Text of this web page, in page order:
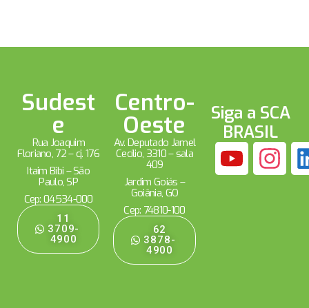
Sudest
e
Rua Joaquim
Floriano, 72 – cj. 176
Itaim Bibi – São
Paulo, SP
Cep: 04534-000
11
3709-
4900
Centro-
Oeste
Av. Deputado Jamel
Cecílio, 3310 – sala
409
Jardim Goiás –
Goiânia, GO
Cep: 74810-100
62
3878-
4900
Siga a SCA
BRASIL